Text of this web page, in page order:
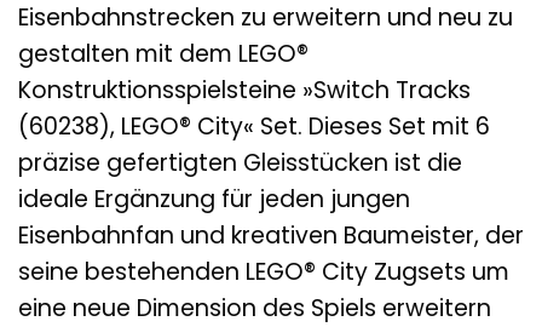
Eisenbahnstrecken zu erweitern und neu zu
gestalten mit dem LEGO®
Konstruktionsspielsteine »Switch Tracks
(60238), LEGO® City« Set. Dieses Set mit 6
präzise gefertigten Gleisstücken ist die
ideale Ergänzung für jeden jungen
Eisenbahnfan und kreativen Baumeister, der
seine bestehenden LEGO® City Zugsets um
eine neue Dimension des Spiels erweitern